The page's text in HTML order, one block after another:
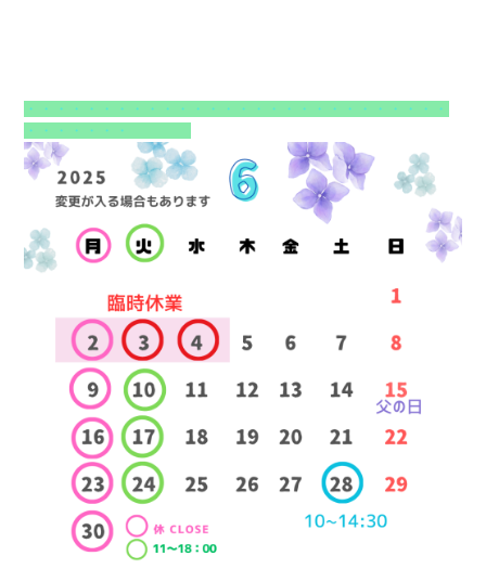
・・・・・・・・・・・・・・・・・・・・・・・・・・・・
・・・・・・・